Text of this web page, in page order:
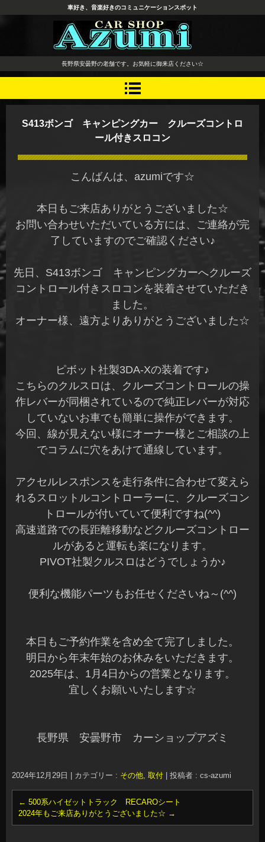
長野県 安曇野市 タイヤ ホ
イール デッドニング カーオ
ーディオ レカロシート
車好き、音楽好きのコミュニケーションスポット
長野県安曇野の老舗です。お気軽に御来店ください☆
S413ボンゴ キャンピングカー クルーズコントロ
ール付きスロコン
こんばんは、azumiです☆
本日もご来店ありがとうございました☆
お問い合わせいただいている方には、ご連絡が完
了していますのでご確認ください♪
先日、S413ボンゴ キャンピングカーへクルーズ
コントロール付きスロコンを装着させていただき
ました。
オーナー様、遠方よりありがとうございました☆
ピボット社製3DA-Xの装着です♪
こちらのクルスロは、クルーズコントロールの操
作レバーが同梱されているので純正レバーが対応
していないお車でも簡単に操作ができます。
今回、線が見えない様にオーナー様とご相談の上
でコラムに穴をあけて通線しています。
アクセルレスポンスを走行条件に合わせて変えら
れるスロットルコントローラーに、クルーズコン
トロールが付いていて便利ですね(^^)
高速道路での長距離移動などクルーズコントロー
ルがあると運転も楽になります。
PIVOT社製クルスロはどうでしょうか♪
便利な機能パーツもお任せくださいね～(^^)
本日もご予約作業を含め全て完了しました。
明日から年末年始のお休みをいただきます。
2025年は、1月4日からの営業となります。
宜しくお願いいたします☆
長野県 安曇野市 カーショップアズミ
2024年12月29日 カテゴリー : その他, 取付 投稿者 : cs-azumi
← 500系ハイゼットトラック RECAROシート
2024年もご来店ありがとうございました☆ →